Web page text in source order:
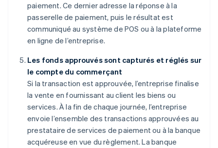
paiement. Ce dernier adresse la réponse à la
passerelle de paiement, puis le résultat est
communiqué au système de POS ou à la plateforme
en ligne de l’entreprise.
Les fonds approuvés sont capturés et réglés sur
le compte du commerçant
Si la transaction est approuvée, l’entreprise finalise
la vente en fournissant au client les biens ou
services. À la fin de chaque journée, l’entreprise
envoie l’ensemble des transactions approuvées au
prestataire de services de paiement ou à la banque
acquéreuse en vue du règlement. La banque